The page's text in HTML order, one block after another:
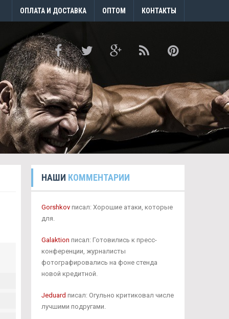
ОПЛАТА И ДОСТАВКА ОПТОМ КОНТАКТЫ
НАШИ КОММЕНТАРИИ
Gorshkovписал: Хорошие атаки, которые
для.
Galaktion писал: Готовились к пресс-
конференции, журналисты
фотографировались на фоне стенда
новой кредитной.
Jeduard писал: Огульно критиковал числе
лучшими подругами.